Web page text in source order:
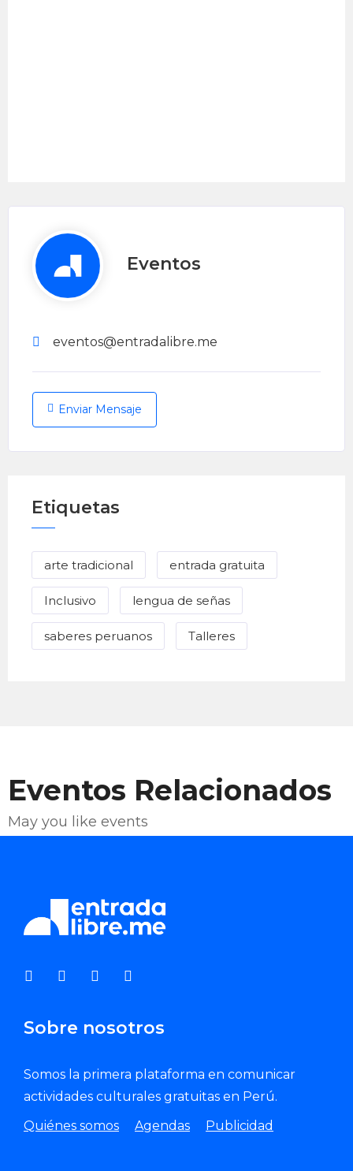
Eventos
eventos@entradalibre.me
Enviar Mensaje
Enviar Correo
Etiquetas
arte tradicional entrada gratuita
Inclusivo lengua de señas
saberes peruanos Talleres
Eventos Relacionados
May you like events
Sobre nosotros
Somos la primera plataforma en comunicar
actividades culturales gratuitas en Perú.
Quiénes somos
Agendas Publicidad